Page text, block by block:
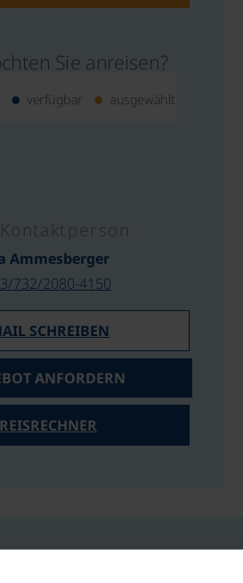
Sie anreisen?
verfügbar ausgewählt
Ammesberger
732/2080-4150
SCHREIBEN
ANFORDERN